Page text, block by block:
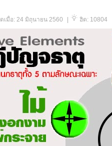
เมื่อ: 24 มิถุนายน 2560 ฮิต: 10804